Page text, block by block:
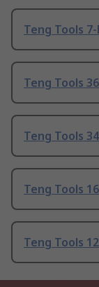
Teng Tools
Teng Tools
Teng Tools
Teng Tools
Teng Tools